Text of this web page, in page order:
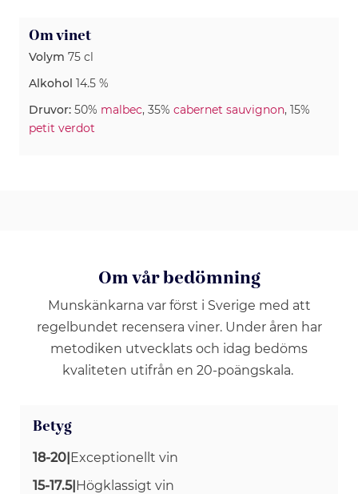
Om vinet
Volym 75 cl
Alkohol 14.5 %
Druvor: 50% malbec, 35% cabernet sauvignon, 15%
petit verdot
Om vår bedömning
Munskänkarna var först i Sverige med att
regelbundet recensera viner. Under åren har
metodiken utvecklats och idag bedöms
kvaliteten utifrån en 20-poängskala.
Betyg
18-20|Exceptionellt vin
15-17.5|Högklassigt vin